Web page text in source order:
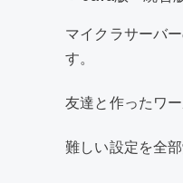
マイクラサーバ
す。
友達と作ったワ
難しい設定を全